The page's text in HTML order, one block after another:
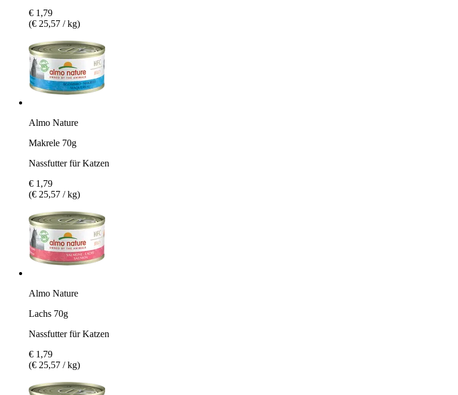
€ 1,79
(€ 25,57 / kg)
Almo Nature
Makrele 70g
Nassfutter für Katzen
€ 1,79
(€ 25,57 / kg)
Almo Nature
Lachs 70g
Nassfutter für Katzen
€ 1,79
(€ 25,57 / kg)